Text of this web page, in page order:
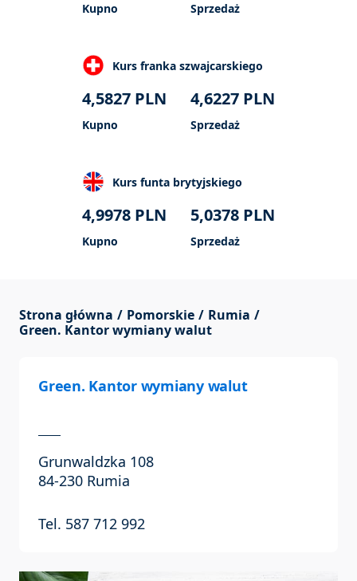
Kupno Sprzedaż
Kurs franka szwajcarskiego
4,5827 PLN
Kupno
4,6227 PLN
Sprzedaż
Kurs funta brytyjskiego
4,9978 PLN
Kupno
5,0378 PLN
Sprzedaż
Strona główna Pomorskie
Rumia
Green. Kantor wymiany walut
Green. Kantor wymiany walut
Grunwaldzka 108
84-230 Rumia
Tel. 587 712 992